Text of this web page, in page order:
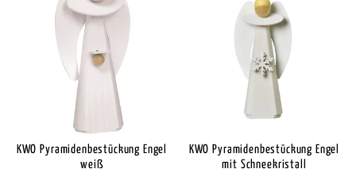
KWO Pyramidenbestückung Engel
weiß
KWO Pyramidenbestückung Engel
mit Schneekristall